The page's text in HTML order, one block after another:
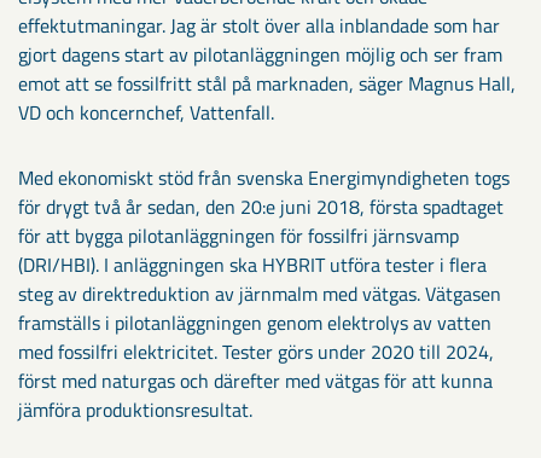
effektutmaningar. Jag är stolt över alla inblandade som har
gjort dagens start av pilotanläggningen möjlig och ser fram
emot att se fossilfritt stål på marknaden, säger Magnus Hall,
VD och koncernchef, Vattenfall.
Med ekonomiskt stöd från svenska Energimyndigheten togs
för drygt två år sedan, den 20:e juni 2018, första spadtaget
för att bygga pilotanläggningen för fossilfri järnsvamp
(DRI/HBI). I anläggningen ska HYBRIT utföra tester i flera
steg av direktreduktion av järnmalm med vätgas. Vätgasen
framställs i pilotanläggningen genom elektrolys av vatten
med fossilfri elektricitet. Tester görs under 2020 till 2024,
först med naturgas och därefter med vätgas för att kunna
jämföra produktionsresultat.